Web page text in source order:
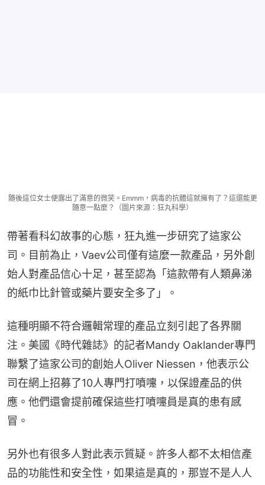
隨後這位女士便露出了滿意的微笑。Emmm，病毒的抗體這就擁有了？這還能更
隨意一點麼？（圖片來源：狂丸科學）
帶著看科幻故事的心態，狂丸進一步研究了這家公
司。目前為止，Vaev公司僅有這麼一款產品，另外創
始人對產品信心十足，甚至認為「這款帶有人類鼻涕
的紙巾比針管或藥片要安全多了」。
這種明顯不符合邏輯常理的產品立刻引起了各界關
注。美國《時代雜誌》的記者Mandy Oaklander專門
聯繫了這家公司的創始人Oliver Niessen，他表示公
司在網上招募了10人專門打噴嚏，以保證產品的供
應。他們還會提前確保這些打噴嚏員是真的患有感
冒。
另外也有很多人對此表示質疑。許多人都不太相信產
品的功能性和安全性，如果這是真的，那豈不是人人